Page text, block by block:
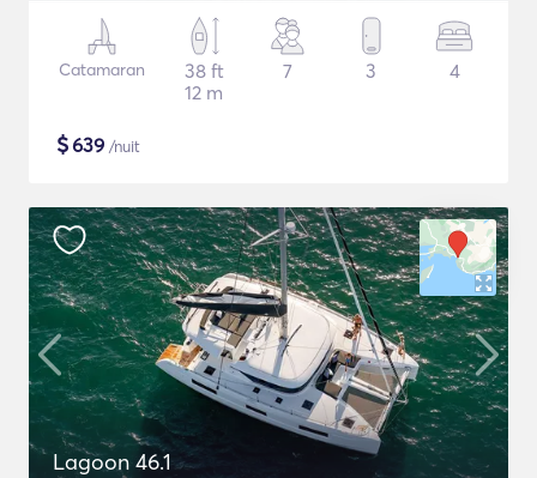
Catamaran
38 ft
12 m
7 3 4
$639 /nuit
Lagoon 46.1